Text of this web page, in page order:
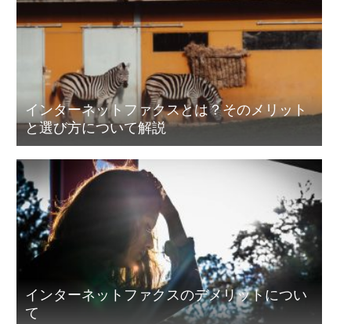
インターネットファクスとは？そのメリット
と選び方について解説
インターネットファクスのデメリットについ
て